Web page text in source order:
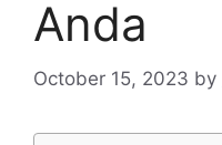
Anda
October 15, 2023 by